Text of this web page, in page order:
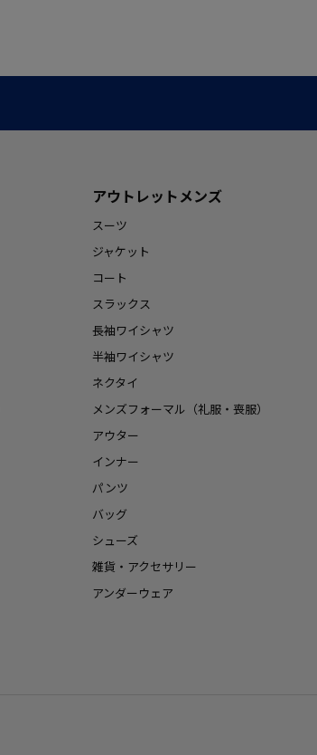
アウトレットメンズ
スーツ
ジャケット
コート
スラックス
長袖ワイシャツ
半袖ワイシャツ
ネクタイ
メンズフォーマル（礼服・喪服）
アウター
インナー
パンツ
バッグ
シューズ
雑貨・アクセサリー
アンダーウェア